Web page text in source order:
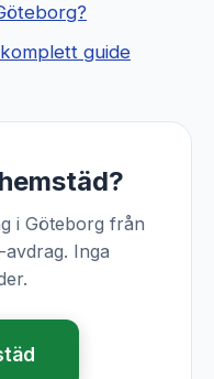
guide
i Göteborg från
Inga